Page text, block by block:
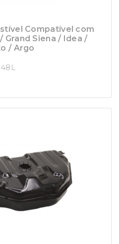
Compatível com
Grand Siena / Idea /
/ Argo
48L